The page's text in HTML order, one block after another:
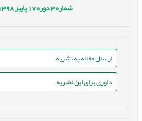
شماره3 دوره17 پاییز1398
ارسال مقاله به نشریه
داوری برای این نشریه